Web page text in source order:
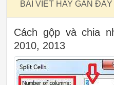
BÀI VIẾT HAY GẦN ĐÂY
Cách gộp và chia
2010, 2013